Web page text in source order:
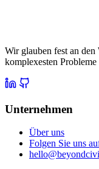
Wir glauben fest an
komplexesten Probleme
Unternehmen
Über uns
Folgen Sie uns